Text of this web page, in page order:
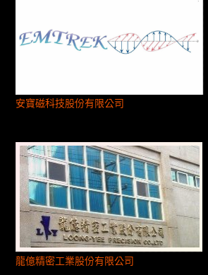
安寶磁科技股份有限公司
龍億精密工業股份有限公司